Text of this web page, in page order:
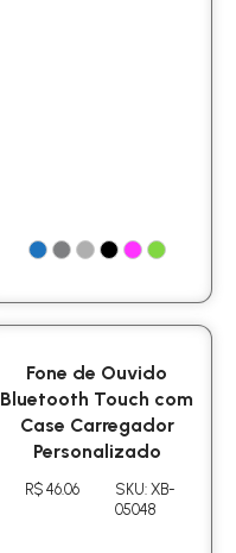
Fone de Ouvido
Bluetooth Touch com
Case Carregador
Personalizado
R$ 46.06
SKU: XB-
05048